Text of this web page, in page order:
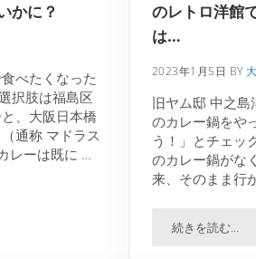
かに？
べたくなった
択肢は福島区
、大阪日本橋
通称 マドラス
レーは既に …
東京版・大阪名物甘辛カレーのお味はいかに
のレトロ洋館
は…
2023年1月5日 BY
旧ヤム邸 中之
のカレー鍋をや
う！」とチェッ
のカレー鍋がな
来、そのまま行
続きを読む…
旧ヤム邸